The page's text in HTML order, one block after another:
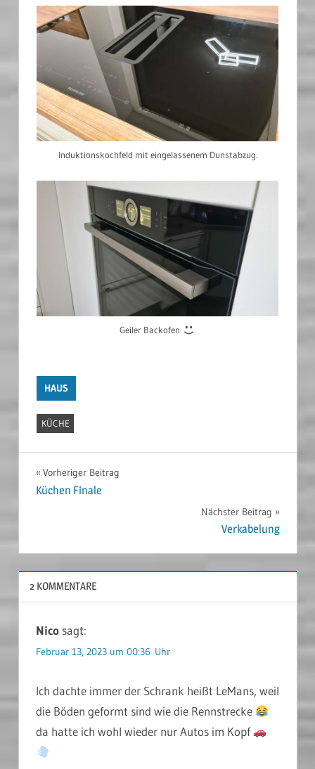
Induktionskochfeld mit eingelassenem Dunstabzug.
Geiler Backofen
HAUS
KÜCHE
Beitragsnavigation
Vorheriger Beitrag
Küchen Finale
Nächster Beitrag
Verkabelung
2 KOMMENTARE
Nico sagt:
Februar 13, 2023 um 00:36 Uhr
Ich dachte immer der Schrank heißt LeMans, weil
die Böden geformt sind wie die Rennstrecke
da hatte ich wohl wieder nur Autos im Kopf